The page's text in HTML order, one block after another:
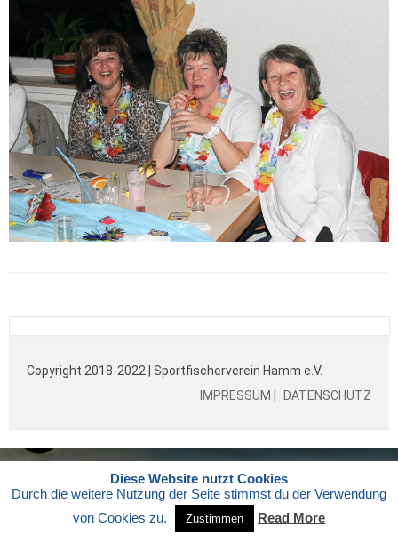
Copyright 2018-2022 | Sportfischerverein Hamm e.V.
IMPRESSUM
DATENSCHUTZ
Diese Website nutzt Cookies
Durch die weitere Nutzung der Seite stimmst du der Verwendung
von Cookies zu.
Zustimmen Read More